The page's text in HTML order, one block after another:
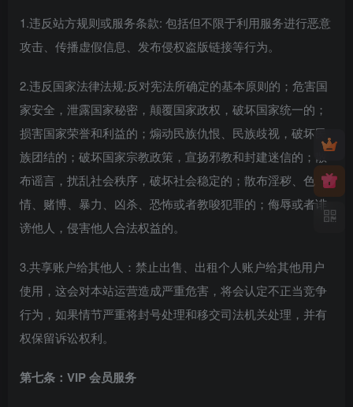
1.违反站方规则或服务条款: 包括但不限于利用服务进行恶意
攻击、传播虚假信息、发布侵权盗版链接等行为。
2.违反国家法律法规:反对宪法所确定的基本原则的；危害国
家安全，泄露国家秘密，颠覆国家政权，破坏国家统一的；
损害国家荣誉和利益的；煽动民族仇恨、民族歧视，破坏民
族团结的；破坏国家宗教政策，宣扬邪教和封建迷信的；散
布谣言，扰乱社会秩序，破坏社会稳定的；散布淫秽、色
情、赌博、暴力、凶杀、恐怖或者教唆犯罪的；侮辱或者诽
谤他人，侵害他人合法权益的。
3.共享账户给其他人：禁止出售、出租个人账户给其他用户
使用，这会对本站运营造成严重危害，将会认定不正当竞争
行为，如果情节严重将封号处理和移交司法机关处理，并有
权保留诉讼权利。
第七条：VIP 会员服务